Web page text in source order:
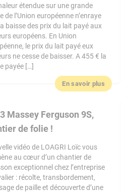
étendue sur une grande
de l’Union européenne n’enraye
baisse des prix du lait payé aux
européens. En Union
le prix du lait payé eux
ne cesse de baisser. A 455 € la
payée […]
En savoir plus
Massey Ferguson 9S,
de folie !
vidéo de LOAGRI Loïc vous
au cœur d’un chantier de
exceptionnel chez l’entreprise
: récolte, transbordement,
de paille et découverte d’une